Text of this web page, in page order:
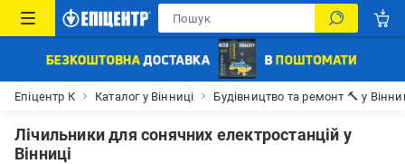
Епіцентр К Каталог у Вінниці Будівництво та ремонт 🔨 у
Лічильники для сонячних електростанцій у
Вінниці